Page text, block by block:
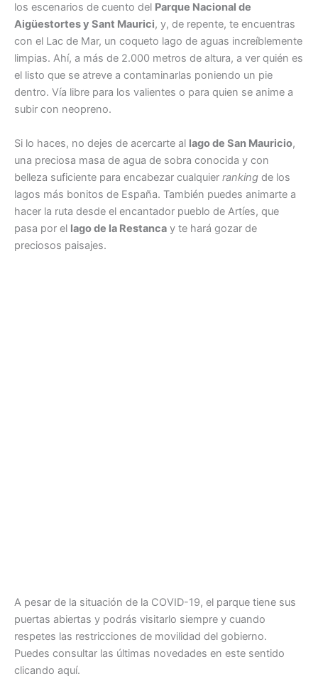
los escenarios de cuento del Parque Nacional de
Aigüestortes y Sant Maurici, y, de repente, te encuentras
con el Lac de Mar, un coqueto lago de aguas increíblemente
limpias. Ahí, a más de 2.000 metros de altura, a ver quién es
el listo que se atreve a contaminarlas poniendo un pie
dentro. Vía libre para los valientes o para quien se anime a
subir con neopreno.
Si lo haces, no dejes de acercarte al lago de San Mauricio,
una preciosa masa de agua de sobra conocida y con
belleza suficiente para encabezar cualquier ranking de los
lagos más bonitos de España. También puedes animarte a
hacer la ruta desde el encantador pueblo de Artíes, que
pasa por el lago de la Restanca y te hará gozar de
preciosos paisajes.
A pesar de la situación de la COVID-19, el parque tiene sus
puertas abiertas y podrás visitarlo siempre y cuando
respetes las restricciones de movilidad del gobierno.
Puedes consultar las últimas novedades en este sentido
clicando aquí.